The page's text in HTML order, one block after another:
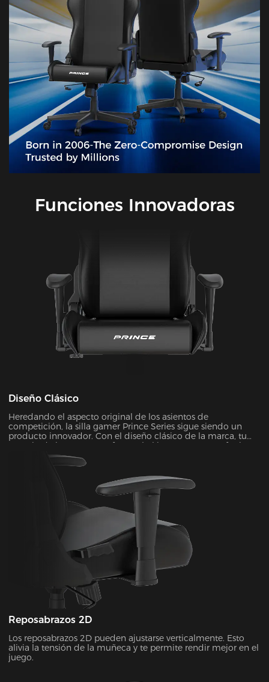
Funciones Innovadoras
Diseño Clásico
Heredando el aspecto original de los asientos de
competición, la silla gamer Prince Series sigue siendo un
producto innovador. Con el diseño clásico de la marca, tu
espacio de juego se transformará al instante en un refugio
elegante y futurista. Es el tipo de mejora visual que puede
llevar tu experiencia de juego a un nivel completamente
Reposabrazos 2D
Los reposabrazos 2D pueden ajustarse verticalmente. Esto
alivia la tensión de la muñeca y te permite rendir mejor en el
juego.